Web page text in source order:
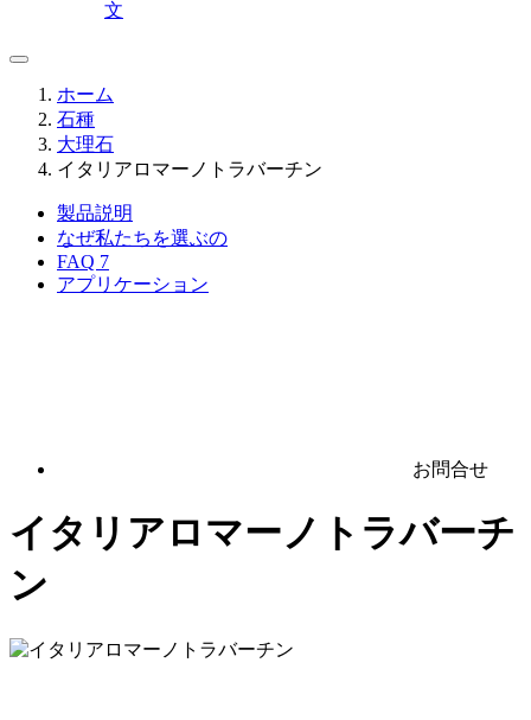
文
ホーム
石種
大理石
イタリアロマーノトラバーチン
製品説明
なぜ私たちを選ぶの
FAQ 7
アプリケーション
お問合せ
イタリアロマーノトラバーチ
ン